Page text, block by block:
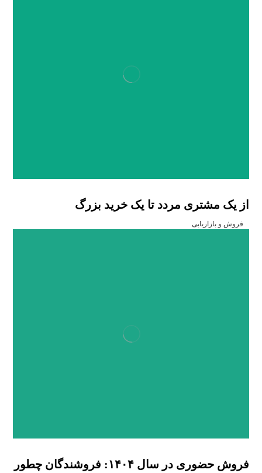
از یک مشتری مردد تا یک خرید بزرگ
فروش و بازاریابی
فروش حضوری در سال ۱۴۰۴: فروشندگان چطور